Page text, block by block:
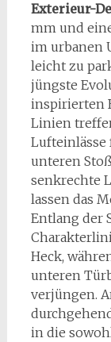
Exterieur-
mm und
im urbanen
leicht zu
jüngste
inspirierten
Linien
unteren
senkrechte
lassen das
Entlang der
Heck,
unteren
verjüngen.
in die